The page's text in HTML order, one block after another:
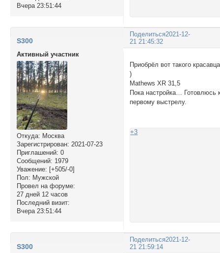
Вчера 23:51:44
Поделиться2021-12-
21 21:45:32
S300
Активный участник
Откуда: Москва
Зарегистрирован: 2021-07-23
Приглашений: 0
Сообщений: 1979
Уважение: [+505/-0]
Пол: Мужской
Провел на форуме:
27 дней 12 часов
Последний визит:
Вчера 23:51:44
Приобрёл вот такого красавца
)
Mathews XR 31,5
Пока настройка… Готовлюсь
первому выстрелу.
+3
Поделиться2021-12-
21 21:59:14
S300